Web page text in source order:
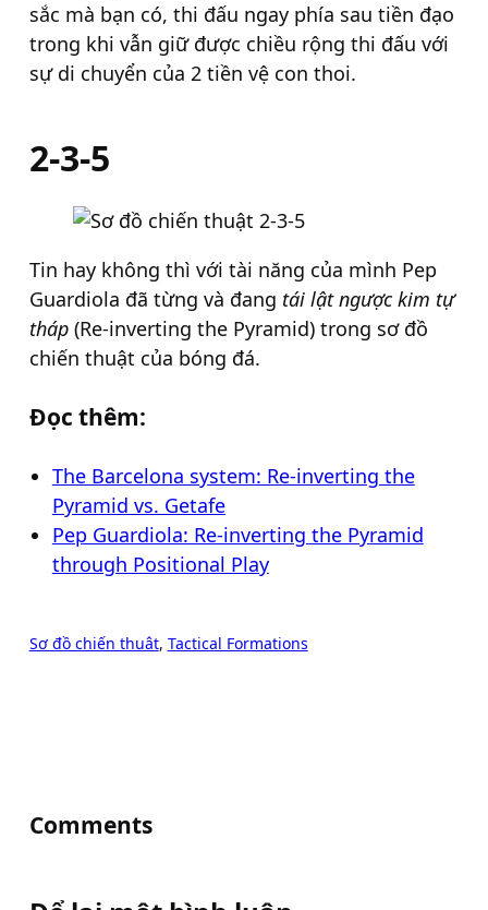
sắc mà bạn có, thi đấu ngay phía sau tiền đạo
trong khi vẫn giữ được chiều rộng thi đấu với
sự di chuyển của 2 tiền vệ con thoi.
2-3-5
Tin hay không thì với tài năng của mình Pep
Guardiola đã từng và đang tái lật ngược kim tự
tháp(Re-inverting the Pyramid) trong sơ đồ
chiến thuật của bóng đá.
Đọc thêm:
The Barcelona system: Re-inverting the
Pyramid vs. Getafe
Pep Guardiola: Re-inverting the Pyramid
through Positional Play
Sơ đồ chiến thuât, Tactical Formations
Comments